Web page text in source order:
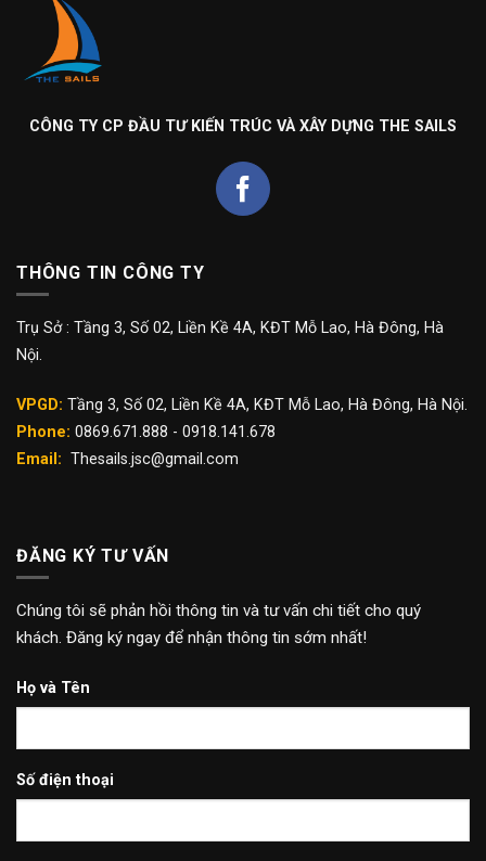
CÔNG TY CP ĐẦU TƯ KIẾN TRÚC VÀ XÂY DỰNG THE SAILS
THÔNG TIN CÔNG TY
Trụ Sở : Tầng 3, Số 02, Liền Kề 4A, KĐT Mỗ Lao, Hà Đông, Hà
Nội.
VPGD: Tầng 3, Số 02, Liền Kề 4A, KĐT Mỗ Lao, Hà Đông, Hà Nội.
Phone: 0869.671.888 - 0918.141.678
Email: Thesails.jsc@gmail.com
ĐĂNG KÝ TƯ VẤN
Chúng tôi sẽ phản hồi thông tin và tư vấn chi tiết cho quý
khách. Đăng ký ngay để nhận thông tin sớm nhất!
Họ và Tên
Số điện thoại